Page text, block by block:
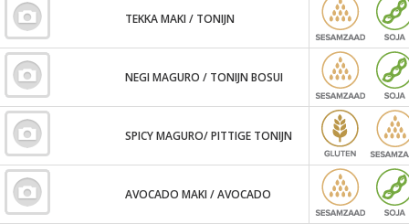
TEKKA MAKI / TONIJN
NEGI MAGURO / TONIJN BOSUI
SPICY MAGURO/ PITTIGE TONIJN
AVOCADO MAKI / AVOCADO